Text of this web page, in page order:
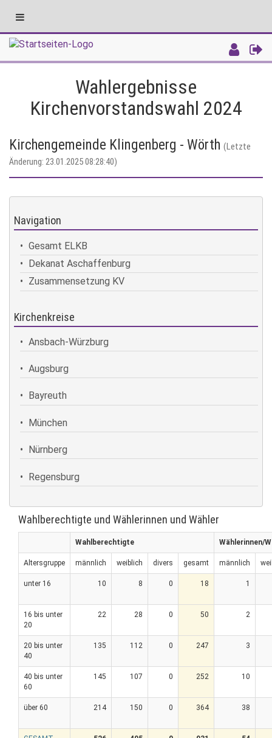
Toggle
navigation
Wahlergebnisse
Kirchenvorstandswahl 2024
Kirchengemeinde Klingenberg - Wörth (Letzte
Änderung: 23.01.2025 08:28:40)
Navigation
Gesamt ELKB
Dekanat Aschaffenburg
Zusammensetzung KV
Kirchenkreise
Ansbach-Würzburg
Augsburg
Bayreuth
München
Nürnberg
Regensburg
Wahlberechtigte und Wählerinnen und Wähler
Wahlberechtigte Wählerinnen/
Altersgruppe männlich weiblich divers gesamt männlich
unter 16 10 8 0 18 1
16 bis unter
20
22 28 0 50 2
20 bis unter
40
135 112 0 247 3
40 bis unter
60
145 107 0 252 10
über 60 214 150 0 364 38